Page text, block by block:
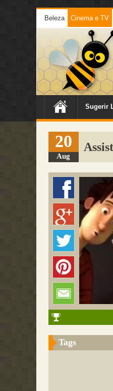
Beleza Cinema e TV
Sugerir
20
Aug
Tags